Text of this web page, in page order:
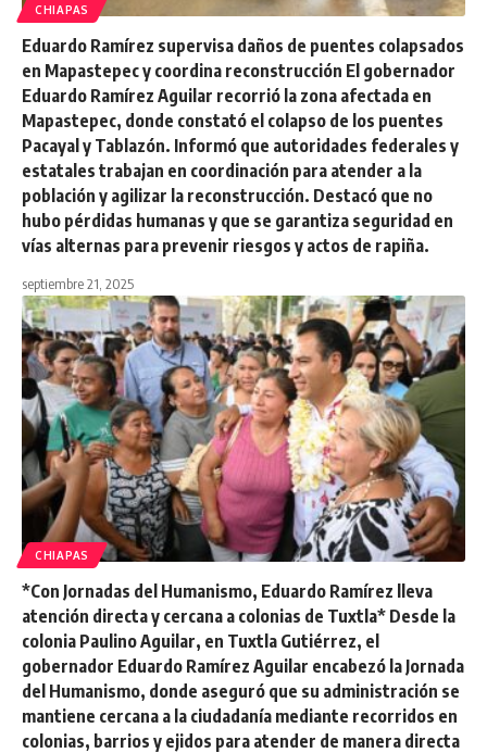
CHIAPAS
Eduardo Ramírez supervisa daños de puentes colapsados
en Mapastepec y coordina reconstrucción El gobernador
Eduardo Ramírez Aguilar recorrió la zona afectada en
Mapastepec, donde constató el colapso de los puentes
Pacayal y Tablazón. Informó que autoridades federales y
estatales trabajan en coordinación para atender a la
población y agilizar la reconstrucción. Destacó que no
hubo pérdidas humanas y que se garantiza seguridad en
vías alternas para prevenir riesgos y actos de rapiña.
septiembre 21, 2025
CHIAPAS
*Con Jornadas del Humanismo, Eduardo Ramírez lleva
atención directa y cercana a colonias de Tuxtla* Desde la
colonia Paulino Aguilar, en Tuxtla Gutiérrez, el
gobernador Eduardo Ramírez Aguilar encabezó la Jornada
del Humanismo, donde aseguró que su administración se
mantiene cercana a la ciudadanía mediante recorridos en
colonias, barrios y ejidos para atender de manera directa